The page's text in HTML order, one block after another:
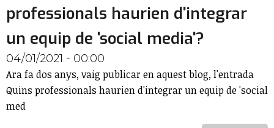
professionals haurien d'integrar
un equip de 'social media'?
04/01/2021 - 00:00
Ara fa dos anys, vaig publicar en aquest blog, l'entrada
Quins professionals haurien d'integrar un equip de 'social
med